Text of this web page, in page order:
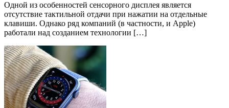
Одной из особенностей сенсорного дисплея является
отсутствие тактильной отдачи при нажатии на отдельные
клавиши. Однако ряд компаний (в частности, и Apple)
работали над созданием технологии […]